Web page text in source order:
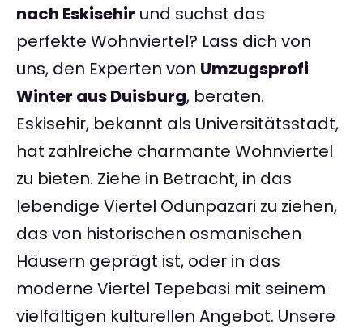
nach Eskisehir und suchst das
perfekte Wohnviertel? Lass dich von
uns, den Experten von Umzugsprofi
Winter aus Duisburg, beraten.
Eskisehir, bekannt als Universitätsstadt,
hat zahlreiche charmante Wohnviertel
zu bieten. Ziehe in Betracht, in das
lebendige Viertel Odunpazari zu ziehen,
das von historischen osmanischen
Häusern geprägt ist, oder in das
moderne Viertel Tepebasi mit seinem
vielfältigen kulturellen Angebot. Unsere